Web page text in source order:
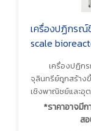
เครื่องปฏิกรณ์
scale
เครื่องปฏิก
จุลินทรีย์ถูกสร้าง
เชิงพาณิชย์และอุ
*ราคาอาจมี
ส